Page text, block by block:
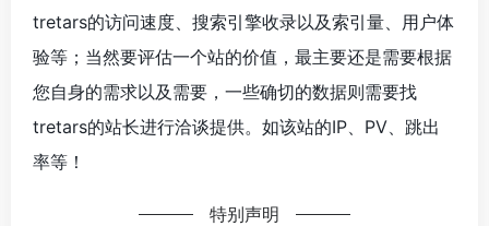
tretars的访问速度、搜索引擎收录以及索引量、用户体
验等；当然要评估一个站的价值，最主要还是需要根据
您自身的需求以及需要，一些确切的数据则需要找
tretars的站长进行洽谈提供。如该站的IP、PV、跳出
率等！
特别声明